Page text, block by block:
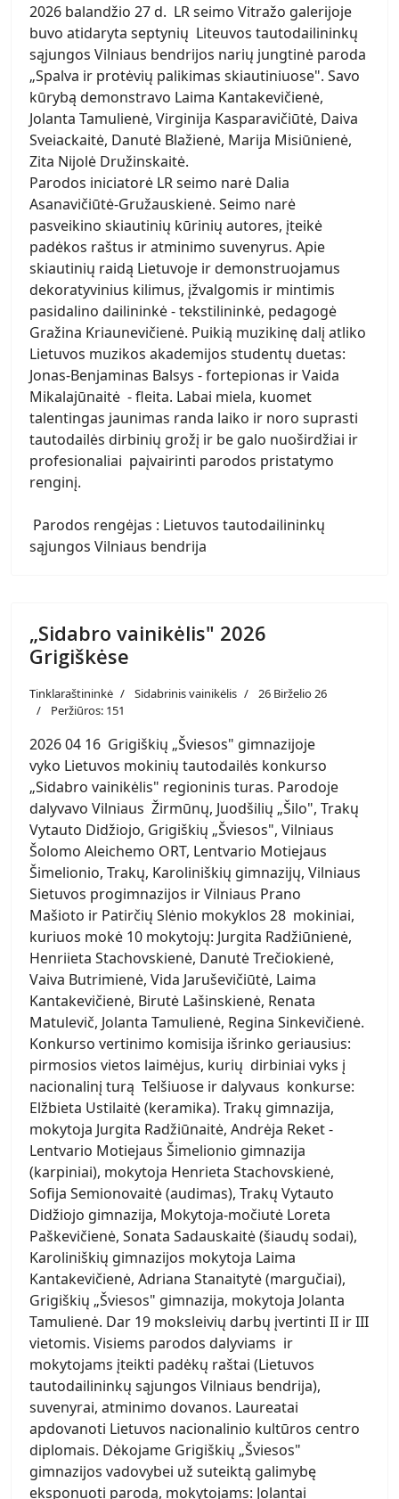
2026 balandžio 27 d. LR seimo Vitražo galerijoje
buvo atidaryta septynių Liteuvos tautodailininkų
sąjungos Vilniaus bendrijos narių jungtinė paroda
„Spalva ir protėvių palikimas skiautiniuose". Savo
kūrybą demonstravo Laima Kantakevičienė,
Jolanta Tamulienė, Virginija Kasparavičiūtė, Daiva
Sveiackaitė, Danutė Blažienė, Marija Misiūnienė,
Zita Nijolė Družinskaitė.
Parodos iniciatorė LR seimo narė Dalia
Asanavičiūtė-Gružauskienė. Seimo narė
pasveikino skiautinių kūrinių autores, įteikė
padėkos raštus ir atminimo suvenyrus. Apie
skiautinių raidą Lietuvoje ir demonstruojamus
dekoratyvinius kilimus, įžvalgomis ir mintimis
pasidalino dailininkė - tekstilininkė, pedagogė
Gražina Kriaunevičienė. Puikią muzikinę dalį atliko
Lietuvos muzikos akademijos studentų duetas:
Jonas-Benjaminas Balsys - fortepionas ir Vaida
Mikalajūnaitė - fleita. Labai miela, kuomet
talentingas jaunimas randa laiko ir noro suprasti
tautodailės dirbinių grožį ir be galo nuoširdžiai ir
profesionaliai paįvairinti parodos pristatymo
renginį.
Parodos rengėjas : Lietuvos tautodailininkų
sąjungos Vilniaus bendrija
„Sidabro vainikėlis" 2026
Grigiškėse
Tinklaraštininkė Sidabrinis vainikėlis
26 Birželio 26
Peržiūros: 151
2026 04 16 Grigiškių „Šviesos" gimnazijoje
vyko Lietuvos mokinių tautodailės konkurso
„Sidabro vainikėlis" regioninis turas. Parodoje
dalyvavo Vilniaus Žirmūnų, Juodšilių „Šilo", Trakų
Vytauto Didžiojo, Grigiškių „Šviesos", Vilniaus
Šolomo Aleichemo ORT, Lentvario Motiejaus
Šimelionio, Trakų, Karoliniškių gimnazijų, Vilniaus
Sietuvos progimnazijos ir Vilniaus Prano
Mašioto ir Patirčių Slėnio mokyklos 28 mokiniai,
kuriuos mokė 10 mokytojų: Jurgita Radžiūnienė,
Henriieta Stachovskienė, Danutė Trečiokienė,
Vaiva Butrimienė, Vida Jaruševičiūtė, Laima
Kantakevičienė, Birutė Lašinskienė, Renata
Matulevič, Jolanta Tamulienė, Regina Sinkevičienė.
Konkurso vertinimo komisija išrinko geriausius:
pirmosios vietos laimėjus, kurių dirbiniai vyks į
nacionalinį turą Telšiuose ir dalyvaus konkurse:
Elžbieta Ustilaitė (keramika). Trakų gimnazija,
mokytoja Jurgita Radžiūnaitė, Andrėja Reket -
Lentvario Motiejaus Šimelionio gimnazija
(karpiniai), mokytoja Henrieta Stachovskienė,
Sofija Semionovaitė (audimas), Trakų Vytauto
Didžiojo gimnazija, Mokytoja-močiutė Loreta
Paškevičienė, Sonata Sadauskaitė (šiaudų sodai),
Karoliniškių gimnazijos mokytoja Laima
Kantakevičienė, Adriana Stanaitytė (margučiai),
Grigiškių „Šviesos" gimnazija, mokytoja Jolanta
Tamulienė. Dar 19 moksleivių darbų įvertinti II ir III
vietomis. Visiems parodos dalyviams ir
mokytojams įteikti padėkų raštai (Lietuvos
tautodailininkų sąjungos Vilniaus bendrija),
suvenyrai, atminimo dovanos. Laureatai
apdovanoti Lietuvos nacionalinio kultūros centro
diplomais. Dėkojame Grigiškių „Šviesos"
gimnazijos vadovybei už suteiktą galimybę
eksponuoti parodą, mokytojams: Jolantai